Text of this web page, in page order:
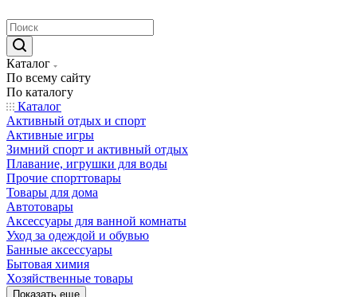
Каталог
По всему сайту
По каталогу
Каталог
Активный отдых и спорт
Активные игры
Зимний спорт и активный отдых
Плавание, игрушки для воды
Прочие спорттовары
Товары для дома
Автотовары
Аксессуары для ванной комнаты
Уход за одеждой и обувью
Банные аксессуары
Бытовая химия
Хозяйственные товары
Показать еще